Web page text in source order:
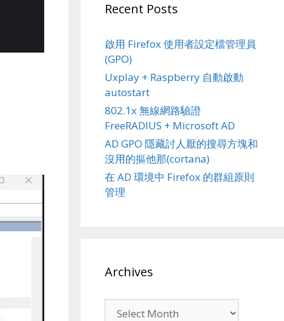
Recent Posts
啟用 Firefox 使用者設定檔管理員
(GPO)
Uxplay + Raspberry 自動啟動
autostart
802.1x 無線網路驗證
FreeRADIUS + Microsoft AD
AD GPO 隱藏討人厭的搜尋方塊和
沒用的摳他那(cortana)
在 AD 環境中 Firefox 的群組原則
管理
Archives